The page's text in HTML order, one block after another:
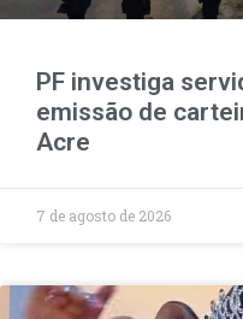
PF investiga
emissão de
Acre
7 de agosto de 2026